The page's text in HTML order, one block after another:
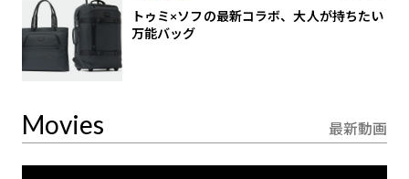
トゥミ×ソフの最新コラボ、大人が持ちたい
万能バッグ
Movies 最新動画